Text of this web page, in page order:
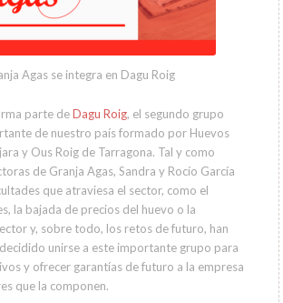
Agas se integra en Dagu Roig
parte deDagu Roig, el segundo grupo
de nuestro país formado por Huevos
y Ous Roig de Tarragona. Tal y como
de Granja Agas, Sandra y Rocío García
que atraviesa el sector, como el
la bajada de precios del huevo o la
y, sobre todo, los retos de futuro, han
unirse a este importante grupo para
y ofrecer garantías de futuro a la empresa
que la componen.